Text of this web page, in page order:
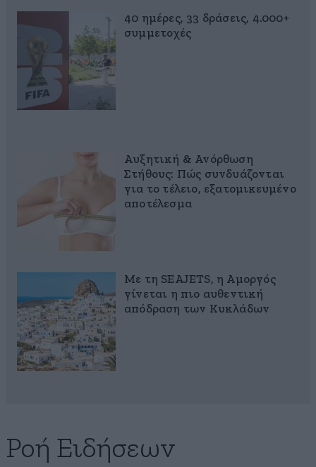
40 ημέρες, 33 δράσεις, 4.000+
συμμετοχές
Αυξητική & Ανόρθωση
Στήθους: Πώς συνδυάζονται
για το τέλειο, εξατομικευμένο
αποτέλεσμα
Με τη SEAJETS, η Αμοργός
γίνεται η πιο αυθεντική
απόδραση των Κυκλάδων
Ροή Ειδήσεων